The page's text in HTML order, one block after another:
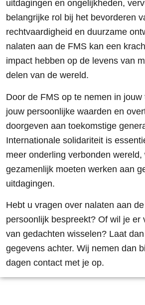
uitdagingen en ongelijkheden,
belangrijke rol bij het bevorderen
rechtvaardigheid en duurzame
nalaten aan de FMS kan een
impact hebben op de levens van
delen van de wereld.
Door de FMS op te nemen in
jouw persoonlijke waarden en
doorgeven aan toekomstige
Internationale solidariteit is
meer onderling verbonden wereld,
gezamenlijk moeten werken aan
uitdagingen.
Hebt u vragen over nalaten aan
persoonlijk bespreekt? Of wil je er
van gedachten wisselen? Laat
gegevens achter. Wij nemen dan
dagen contact met je op.